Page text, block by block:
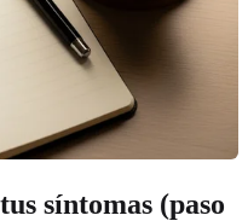
síntomas (paso